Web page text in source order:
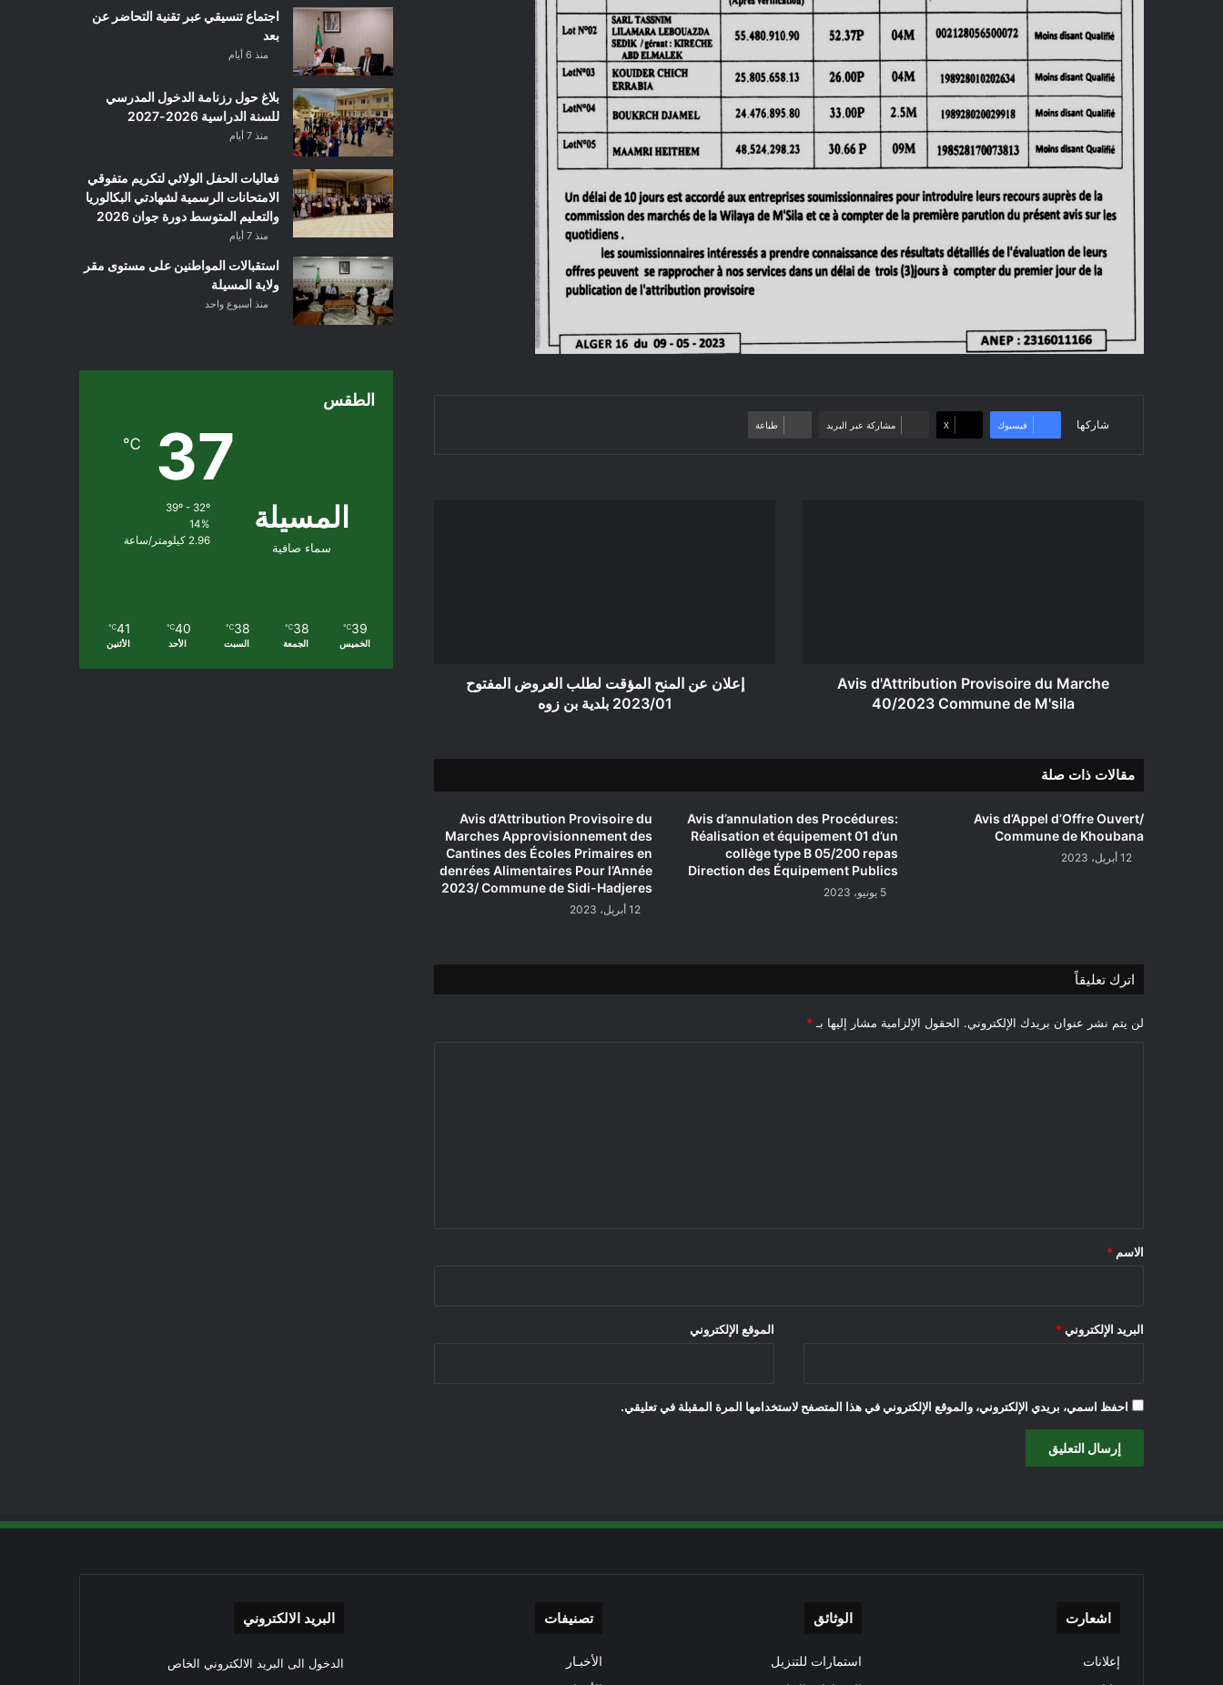
شاركها فيسبوك ‫X مشاركة عبر البريد طباعة
Avis d'Attribution Provisoire du Marche
40/2023 Commune de M'sila
إعلان عن المنح المؤقت لطلب العروض المفتوح
2023/01 بلدية بن زوه
مقالات ذات صلة
Avis d’Appel d’Offre Ouvert/
Commune de Khoubana
12 أبريل، 2023
Avis d’annulation des Procédures:
Réalisation et équipement 01 d’un
collège type B 05/200 repas
Direction des Équipement Publics
5 يونيو، 2023
Avis d’Attribution Provisoire du
Marches Approvisionnement des
Cantines des Écoles Primaires en
denrées Alimentaires Pour l’Année
2023/ Commune de Sidi-Hadjeres
12 أبريل، 2023
اترك تعليقاً
لن يتم نشر عنوان بريدك الإلكتروني. الحقول الإلزامية مشار إليها بـ *
*
الاسم *
البريد الإلكتروني * الموقع الإلكتروني
احفظ اسمي، بريدي الإلكتروني، والموقع الإلكتروني في هذا المتصفح لاستخدامها المرة المقبلة في تعليقي.
اجتماع تنسيقي عبر تقنية التحاضر عن
بعد
منذ 6 أيام
بلاغ حول رزنامة الدخول المدرسي
للسنة الدراسية 2026-2027
منذ 7 أيام
فعاليات الحفل الولائي لتكريم متفوقي
الامتحانات الرسمية لشهادتي البكالوريا
والتعليم المتوسط دورة جوان 2026
منذ 7 أيام
استقبالات المواطنين على مستوى مقر
ولاية المسيلة
منذ أسبوع واحد
الطقس
المسيلة
سماء صافية
37
℃
39º - 32º
14%
2.96 كيلومتر/ساعة
39
℃
الخميس
38
℃
الجمعة
38
℃
السبت
40
℃
الأحد
41
℃
الأثنين
اشعارت
إعلانات
الوثائق
استمارات للتنزيل
تصنيفات
الأخبـار
البريد الالكتروني
الدخول الى البريد الالكتروني الخاص